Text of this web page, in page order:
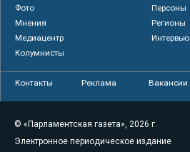
Фото
Персоны
Мнения
Регионы
Медиацентр
Интервью
Колумнисты
Контакты Реклама Вакансии
© «Парламентская газета», 2026 г.
Электронное периодическое издание